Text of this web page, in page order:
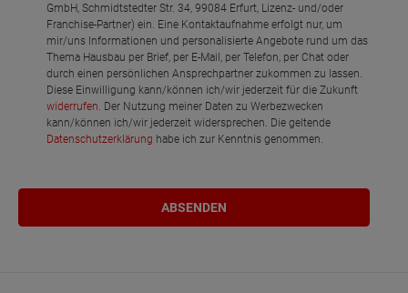
GmbH, Schmidtstedter Str. 34, 99084 Erfurt, Lizenz- und/oder
Franchise-Partner) ein. Eine Kontaktaufnahme erfolgt nur, um
mir/uns Informationen und personalisierte Angebote rund um das
Thema Hausbau per Brief, per E-Mail, per Telefon, per Chat oder
durch einen persönlichen Ansprechpartner zukommen zu lassen.
Diese Einwilligung kann/können ich/wir jederzeit für die Zukunft
widerrufen. Der Nutzung meiner Daten zu Werbezwecken
kann/können ich/wir jederzeit widersprechen. Die geltende
Datenschutzerklärung habe ich zur Kenntnis genommen.